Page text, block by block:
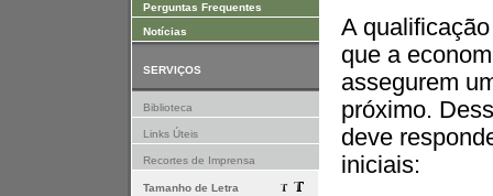
Perguntas Frequentes
Notícias
SERVIÇOS
Biblioteca
Links Úteis
Recortes de Imprensa
Tamanho de Letra
A
que a
assegurem
próximo.
deve
iniciais: